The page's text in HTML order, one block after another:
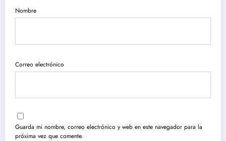
Nombre
Correo electrónico
Guarda mi nombre, correo electrónico y web en este navegador para la
próxima vez que comente.